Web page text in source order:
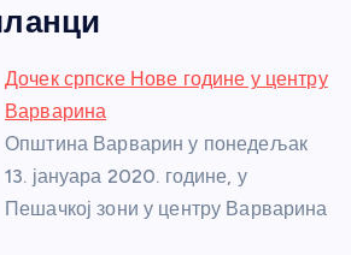
er at
s
A
p
p
a
e
e
e
Дочек српске Нове године у центру
Варварина
Општина Варварин у понедељак
13. јануара 2020. године, у
Пешачкој зони у центру Варварина